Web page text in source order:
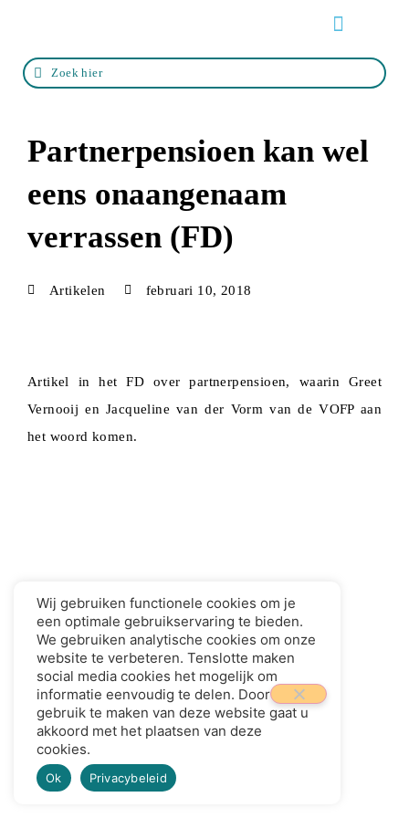
Partnerpensioen kan wel
eens onaangenaam
verrassen (FD)
Artikelen februari 10, 2018
Artikel in het FD over partnerpensioen, waarin Greet
Vernooij en Jacqueline van der Vorm van de VOFP aan
het woord komen.
Lees het bijbehorende artikel
Wij gebruiken functionele cookies om je
een optimale gebruikservaring te bieden.
We gebruiken analytische cookies om onze
website te verbeteren. Tenslotte maken
social media cookies het mogelijk om
informatie eenvoudig te delen. Door
gebruik te maken van deze website gaat u
akkoord met het plaatsen van deze
cookies.
Ok Privacybeleid